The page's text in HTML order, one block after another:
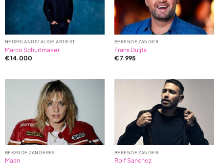
NEDERLANDSTALIGE ARTIEST
Marco Schuitmaker
€14.000
BEKENDE ZANGER
Frans Duijts
€7.995
BEKENDE ZANGERES
Maan
BEKENDE ZANGER
Rolf Sanchez